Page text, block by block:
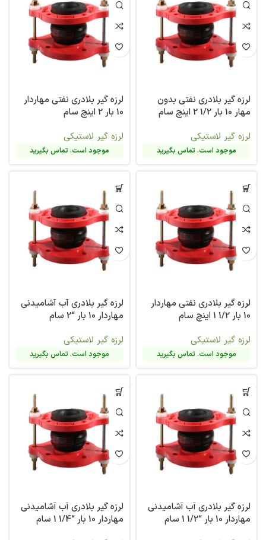
لرزه گیر بلادری نفتی بدون
مهار 10 بار 1/2 2 اینچ سام
لرزه گیر لاستیکی
موجود است. تماس بگیرید
لرزه گیر بلادری نفتی مهاردار
10 بار 2 اینچ سام
لرزه گیر لاستیکی
موجود است. تماس بگیرید
لرزه گیر بلادری نفتی مهاردار
10 بار 1/2 1 اینچ سام
لرزه گیر لاستیکی
موجود است. تماس بگیرید
لرزه گیر بلادری آب آشامیدنی
مهاردار 10 بار “2 سام
لرزه گیر لاستیکی
موجود است. تماس بگیرید
لرزه گیر بلادری آب آشامیدنی
مهاردار 10 بار “1/2 1 سام
لرزه گیر بلادری آب آشامیدنی
مهاردار 10 بار “1/4 1 سام